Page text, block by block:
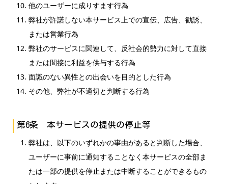
他のユーザーに成りすます行為
弊社が許諾しない本サービス上での宣伝、広告、勧誘、
または営業行為
弊社のサービスに関連して、反社会的勢力に対して直接
または間接に利益を供与する行為
面識のない異性との出会いを目的とした行為
その他、弊社が不適切と判断する行為
第6条 本サービスの提供の停止等
弊社は、以下のいずれかの事由があると判断した場合、
ユーザーに事前に通知することなく本サービスの全部ま
たは一部の提供を停止または中断することができるもの